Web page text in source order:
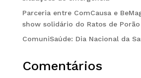
Parceria entre ComCausa e
show solidário do Ratos de
ComuniSaúde: Dia Nacional da
Comentários